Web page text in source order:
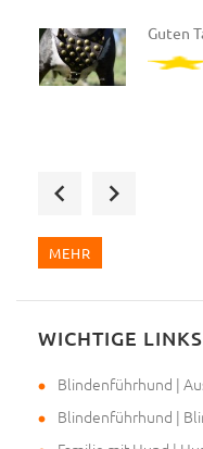
Guten
Hallo,
MEHR
WICHTIGE LINKS
Blindenführhund |
Blindenführhund |